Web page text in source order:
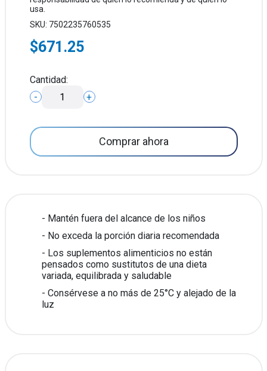
usa.
SKU: 7502235760535
$671.25
Cantidad:
-
+
Comprar ahora
Mantén fuera del alcance de los niños
No exceda la porción diaria recomendada
Los suplementos alimenticios no están
pensados como sustitutos de una dieta
variada, equilibrada y saludable
Consérvese a no más de 25°C y alejado de la
luz